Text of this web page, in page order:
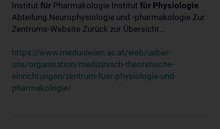
Institut für Pharmakologie Institut für Physiologie
Abteilung Neurophysiologie und -pharmakologie Zur
Zentrums-Website Zurück zur Übersicht...
https://www.meduniwien.ac.at/web/ueber-
uns/organisation/medizinisch-theoretische-
einrichtungen/zentrum-fuer-physiologie-und-
pharmakologie/